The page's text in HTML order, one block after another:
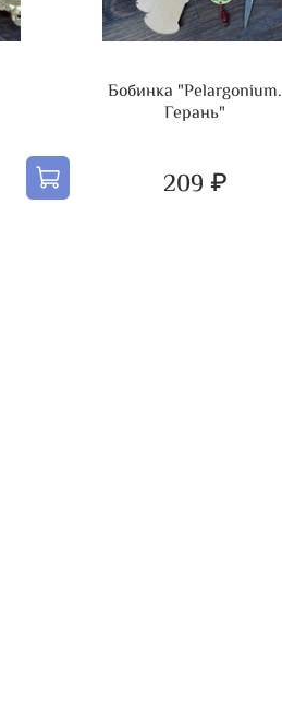
Бобинка "Pelargonium.
Герань"
209 ₽